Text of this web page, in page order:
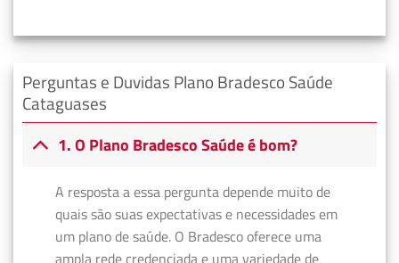
Perguntas e Duvidas Plano Bradesco Saúde
Cataguases
1. O Plano Bradesco Saúde é bom?
A resposta a essa pergunta depende muito de
quais são suas expectativas e necessidades em
um plano de saúde. O Bradesco oferece uma